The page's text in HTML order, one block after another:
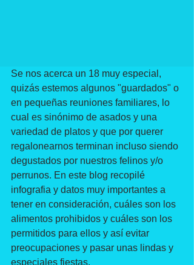
Se nos acerca un 18 muy especial,
quizás estemos algunos "guardados" o
en pequeñas reuniones familiares, lo
cual es sinónimo de asados y una
variedad de platos y que por querer
regalonearnos terminan incluso siendo
degustados por nuestros felinos y/o
perrunos. En este blog recopilé
infografia y datos muy importantes a
tener en consideración, cuáles son los
alimentos prohibidos y cuáles son los
permitidos para ellos y así evitar
preocupaciones y pasar unas lindas y
especiales fiestas.